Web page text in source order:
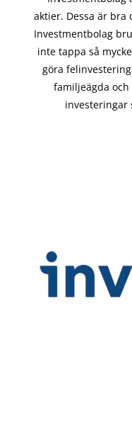
aktier. Dessa är bra
Investmentbolag
inte tappa så
göra
familjeägda
investeringar